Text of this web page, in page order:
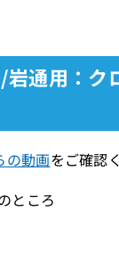
通用：
の動画をご確認
ところ